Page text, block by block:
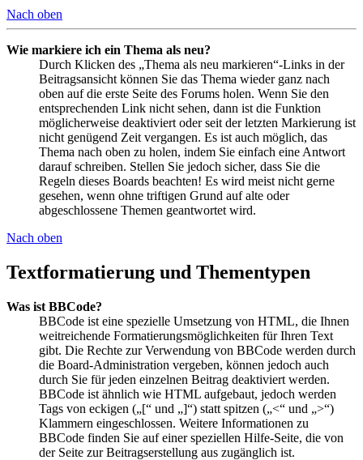
Nach oben
Wie markiere ich ein Thema als neu?
Durch Klicken des „Thema als neu markieren“-Links in der
Beitragsansicht können Sie das Thema wieder ganz nach
oben auf die erste Seite des Forums holen. Wenn Sie den
entsprechenden Link nicht sehen, dann ist die Funktion
möglicherweise deaktiviert oder seit der letzten Markierung ist
nicht genügend Zeit vergangen. Es ist auch möglich, das
Thema nach oben zu holen, indem Sie einfach eine Antwort
darauf schreiben. Stellen Sie jedoch sicher, dass Sie die
Regeln dieses Boards beachten! Es wird meist nicht gerne
gesehen, wenn ohne triftigen Grund auf alte oder
abgeschlossene Themen geantwortet wird.
Nach oben
Textformatierung und Thementypen
Was ist BBCode?
BBCode ist eine spezielle Umsetzung von HTML, die Ihnen
weitreichende Formatierungsmöglichkeiten für Ihren Text
gibt. Die Rechte zur Verwendung von BBCode werden durch
die Board-Administration vergeben, können jedoch auch
durch Sie für jeden einzelnen Beitrag deaktiviert werden.
BBCode ist ähnlich wie HTML aufgebaut, jedoch werden
Tags von eckigen („[“ und „]“) statt spitzen („<“ und „>“)
Klammern eingeschlossen. Weitere Informationen zu
BBCode finden Sie auf einer speziellen Hilfe-Seite, die von
der Seite zur Beitragserstellung aus zugänglich ist.